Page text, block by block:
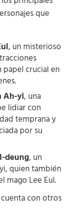
que
, un misterioso
crucial en
Ah-yi, una
lidiar con
temprana y
por su
deung, un
quien también
mago Lee Eul.
con otros